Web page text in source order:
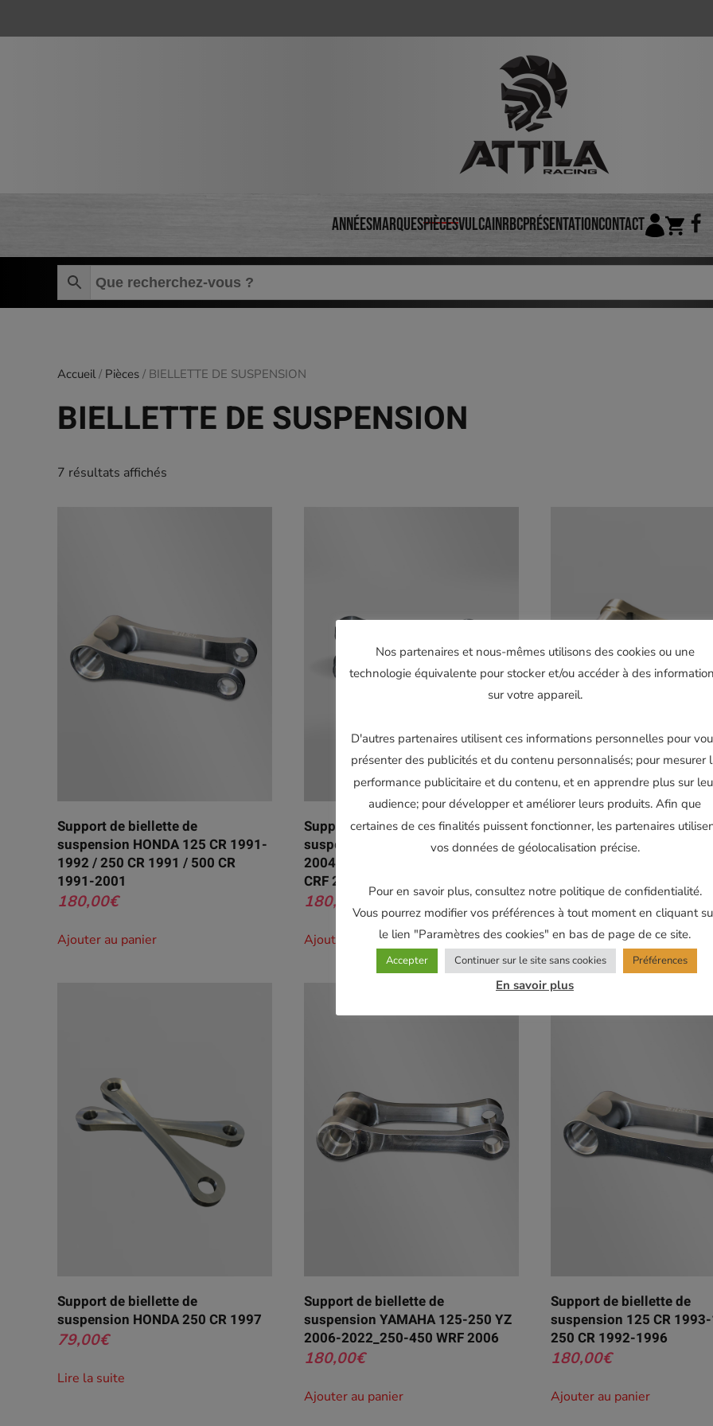
AnnéesMarquesPiècesVULCAINRBCPrésentationContact
Accueil/ Pièces / BIELLETTE DE SUSPENSION
BIELLETTE DE SUSPENSION
7 résultats affichés
Support de biellette de
suspension HONDA 125 CR 1991-
1992 / 250 CR 1991 / 500 CR
1991-2001
180,00€
Ajouter au panier
Support de biellette de
suspension HONDA 125 CR 2002-
2004 / 250 CR 2002-2007 / 250
CRF 2004-2005
180,00
Ajouter au panier
Support de biellette de
suspension HONDA 125/
180,00
Ajouter au panier
Support de biellette de
suspension HONDA 250 CR 1997
79,00€
Lire la suite
Support de biellette de
suspension YAMAHA 125-250 YZ
2006-2022_250-450 WRF 2006
180,00€
Ajouter au panier
Support de biellette de
suspension 125 CR
250 CR 1992-1996
180,00€
Ajouter au panier
Nos partenaires et nous-mêmes utilisons des cookies ou une
technologie équivalente pour stocker et/ou accéder à des
sur votre appareil.
D'autres partenaires utilisent ces informations personnelles pour
présenter des publicités et du contenu personnalisés; pour mesurer
performance publicitaire et du contenu, et en apprendre plus sur
audience; pour développer et améliorer leurs produits. Afin que
certaines de ces finalités puissent fonctionner, les partenaires
vos données de géolocalisation précise.
Pour en savoir plus, consultez notre politique de confidentialité.
Vous pourrez modifier vos préférences à tout moment en cliquant
le lien "Paramètres des cookies" en bas de page de ce site.
Accepter Continuer sur le site sans cookies Préférences
En savoir plus